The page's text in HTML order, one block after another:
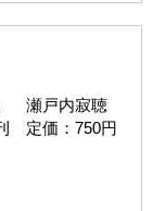
瀬戸内寂聴
定価：750円